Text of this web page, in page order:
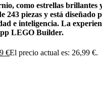
como estrellas brillantes
243 piezas y está diseñado
e inteligencia. La
LEGO Builder.
€El precio actual es: 26,99 €.